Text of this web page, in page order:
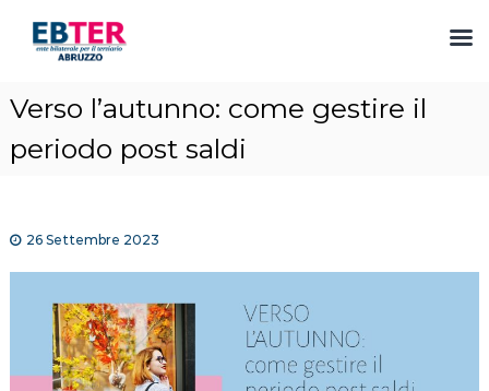
Verso l’autunno: come gestire il
periodo post saldi
26 Settembre 2023